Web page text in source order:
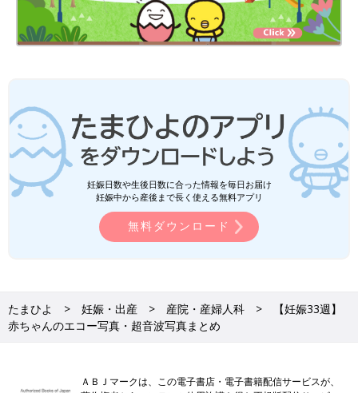
ママライターのみなさんの妊娠出産体験談から
妊娠34週の赤ちゃんのエコー写真を集めまし
た。
関連：ママライター体験談
前の話
【妊娠32週】赤ちゃ
んのエコー写真・超
音波写真まとめ
一覧
次の話
【妊娠34週】赤ちゃん
のエコー写真・超音波
写真まとめ
妊娠日数や生後日数に合った情報を毎日お届け
妊娠中から産後まで長く使える無料アプリ
無料ダウンロード
たまひよ 妊娠・出産 産院・産婦人科
【妊娠33週】
赤ちゃんのエコー写真・超音波写真まとめ
ＡＢＪマークは、この電子書店・電子書籍配信サービスが、